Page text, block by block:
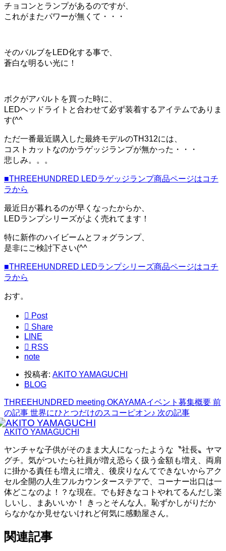
チョコンとランプがあるのですが、
これがまたパワーが無くて・・・
そのバルブをLED化する事で、
蒼白な明るい光に！
ボクがアバルトを買った時に、
LEDヘッドライトと合わせて必ず装着するアイテムでありま
す(^^ゞ
ただ一番最近購入した最終モデルのTH312には、
コストカットなのかラゲッジランプが無かった・・・
悲しみ。。。
■THREEHUNDRED LEDラゲッジランプ商品ページはコチ
ラから
最近日が暮れるのが早くなったからか、
LEDランプシリーズがよく売れてます！
特に新作のハイビームとフォグランプ、
是非にご検討下さい(^^ゞ
■THREEHUNDRED LEDランプシリーズ商品ページはコチ
ラから
おす。
 Post
 Share
LINE
 RSS
note
投稿者: AKITO YAMAGUCHI
BLOG
THREEHUNDRED meeting OKAYAMAイベント募集概要 前
の記事 世界にひとつだけのスコーピオン♪ 次の記事
AKITO YAMAGUCHI
ヤンチャな子供がそのまま大人になったような〝社長〟ヤマ
グチ。気がついたら社員が増え恐らく扱う金額も増え、両肩
に掛かる責任も増えに増え、後戻りなんてできないからアク
セル全開の人生フルカウンターステアで、コーナー出口は一
体どこなのよ！？な現在。でも好きなコトやれてるんだし楽
しいし、まあいいか！ きっとそんな人。恥ずかしがりだか
らなかなか見せないけれど何気に感動屋さん。
関連記事